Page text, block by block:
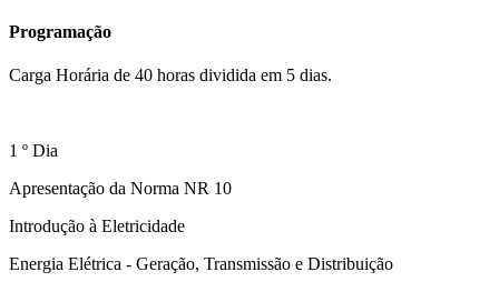
Programação
Carga Horária de 40 horas dividida em 5 dias.
1 º Dia
Apresentação da Norma NR 10
Introdução à Eletricidade
Energia Elétrica - Geração, Transmissão e Distribuição